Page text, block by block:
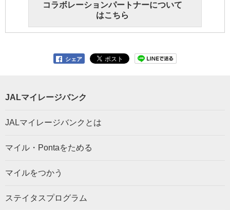
コラボレーションパートナーについて
はこちら
シェア
JALマイレージバンク
JALマイレージバンクとは
マイル・Pontaをためる
マイルをつかう
ステイタスプログラム